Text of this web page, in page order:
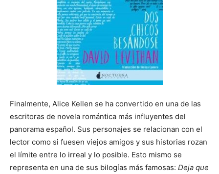
Finalmente, Alice Kellen se ha convertido en una de las
escritoras de novela romántica más influyentes del
panorama español. Sus personajes se relacionan con el
lector como si fuesen viejos amigos y sus historias rozan
el límite entre lo irreal y lo posible. Esto mismo se
representa en una de sus bilogías más famosas: Deja que